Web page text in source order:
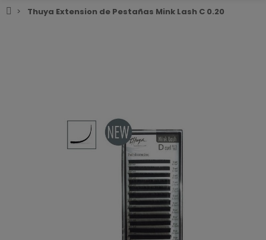
Thuya Extension de Pestañas Mink Lash C 0.20